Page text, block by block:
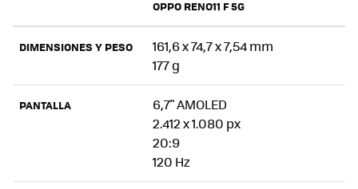
OPPO RENO11 F 5G
DIMENSIONES Y PESO
161,6 x 74,7 x 7,54 mm
177 g
PANTALLA
6,7" AMOLED
2.412 x 1.080 px
20:9
120 Hz